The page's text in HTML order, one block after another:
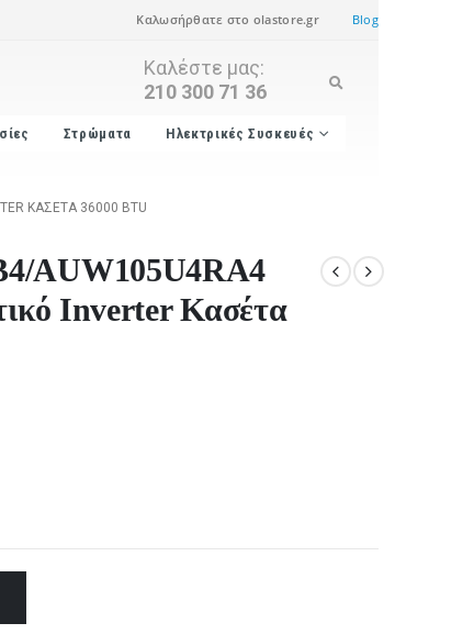
Καλωσήρθατε στο olastore.gr Blog
Καλέστε μας:
210 300 71 36
Στρώματα Ηλεκτρικές Συσκευές
ΚΑΣΈΤΑ 36000 BTU
AUW105U4RA4
Inverter Κασέτα